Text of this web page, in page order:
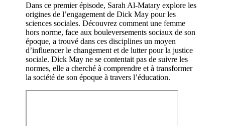
Dans ce premier épisode, Sarah Al-Matary explore les
origines de l’engagement de Dick May pour les
sciences sociales. Découvrez comment une femme
hors norme, face aux bouleversements sociaux de son
époque, a trouvé dans ces disciplines un moyen
d’influencer le changement et de lutter pour la justice
sociale. Dick May ne se contentait pas de suivre les
normes, elle a cherché à comprendre et à transformer
la société de son époque à travers l’éducation.